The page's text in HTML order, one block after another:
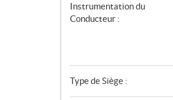
Instrumentation du
Conducteur :
Type de Siège :